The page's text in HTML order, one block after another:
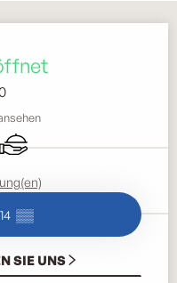
Caterer
▒▒
SIE UNS